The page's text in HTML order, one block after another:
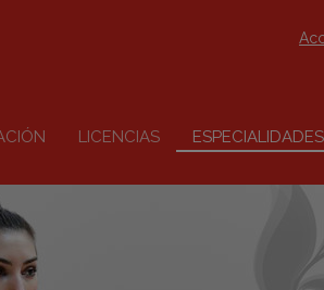
LICENCIAS ESPECIALIDADES